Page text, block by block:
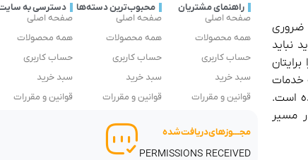
ضروری
نباید
خدمات
است.
مسیر
راهنمای مشتریان
صفحه اصلی
همه محصولات
حساب کاربری
سبد خرید
قوانین و مقررات
محبوب‌ترین دسته‌ها
صفحه اصلی
همه محصولات
حساب کاربری
سبد خرید
قوانین و مقررات
دسترسی به
صفحه اصلی
همه محصولات
حساب کاربری
سبد خرید
قوانین و مقررات
مجـــوز‌های‌دریافت‌شده
PERMISSIONS RECEIVED